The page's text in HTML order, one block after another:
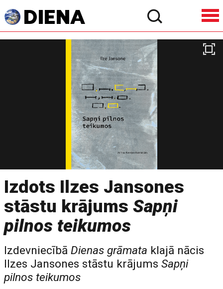
Izdots Ilzes Jansones
stāstu krājumsSapņi
pilnos teikumos
IzdevniecībāDienas grāmata klajā nācis
Ilzes Jansones stāstu krājumsSapņi
pilnos teikumos